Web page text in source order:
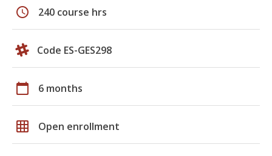
schedule 240 course hrs
Code ES-GES298
calendar_today 6 months
grid_on Open enrollment